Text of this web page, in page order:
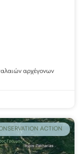
αρχέγονων
ACTION